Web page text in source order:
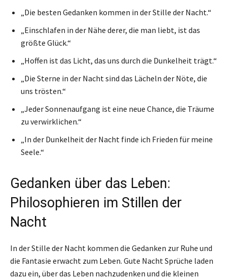
„Die besten Gedanken kommen in der Stille der Nacht.“
„Einschlafen in der Nähe derer, die man liebt, ist das
größte Glück.“
„Hoffen ist das Licht, das uns durch die Dunkelheit trägt.“
„Die Sterne in der Nacht sind das Lächeln der Nöte, die
uns trösten.“
„Jeder Sonnenaufgang ist eine neue Chance, die Träume
zu verwirklichen.“
„In der Dunkelheit der Nacht finde ich Frieden für meine
Seele.“
Gedanken über das Leben:
Philosophieren im Stillen der
Nacht
In der Stille der Nacht kommen die Gedanken zur Ruhe und
die Fantasie erwacht zum Leben. Gute Nacht Sprüche laden
dazu ein, über das Leben nachzudenken und die kleinen